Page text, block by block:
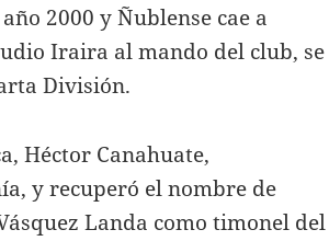
2000 y Ñublense cae a
Iraira al mando del club, se
División.
Héctor Canahuate,
y recuperó el nombre de
Landa como timonel del